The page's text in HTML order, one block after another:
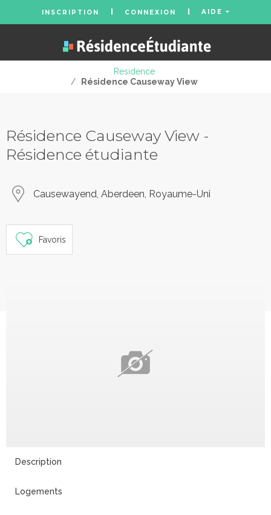
INSCRIPTION CONNEXION AIDE
Residence
/
Résidence Causeway View
Résidence Causeway View -
Résidence étudiante
Causewayend, Aberdeen, Royaume-Uni
Favoris
Description
Logements